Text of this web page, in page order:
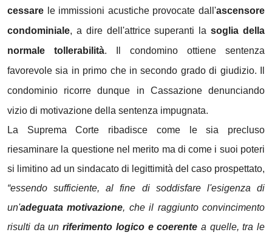
cessare le immissioni acustiche provocate dall'ascensore
condominiale, a dire dell'attrice superanti lasoglia della
normale tollerabilità. Il condomino ottiene sentenza
favorevole sia in primo che in secondo grado di giudizio. Il
condominio ricorre dunque in Cassazione denunciando
vizio di motivazione della sentenza impugnata.
La Suprema Corte ribadisce come le sia precluso
riesaminare la questione nel merito ma di come i suoi poteri
si limitino ad un sindacato di legittimità del caso prospettato,
“essendo sufficiente, al fine di soddisfare l'esigenza di
un'adeguata motivazione, che il raggiunto convincimento
risulti da unriferimento logico e coerente a quelle, tra le